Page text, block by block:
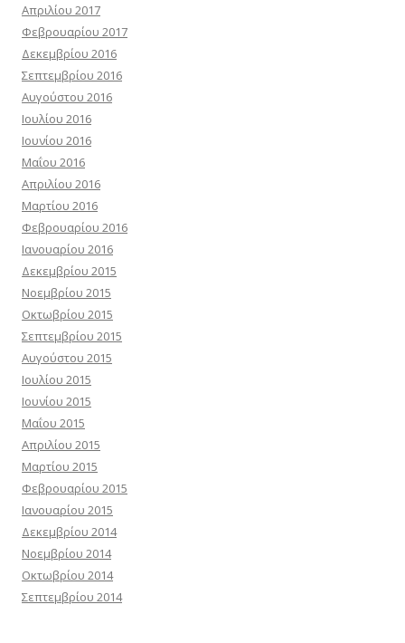
Απριλίου 2017
Φεβρουαρίου 2017
Δεκεμβρίου 2016
Σεπτεμβρίου 2016
Αυγούστου 2016
Ιουλίου 2016
Ιουνίου 2016
Μαΐου 2016
Απριλίου 2016
Μαρτίου 2016
Φεβρουαρίου 2016
Ιανουαρίου 2016
Δεκεμβρίου 2015
Νοεμβρίου 2015
Οκτωβρίου 2015
Σεπτεμβρίου 2015
Αυγούστου 2015
Ιουλίου 2015
Ιουνίου 2015
Μαΐου 2015
Απριλίου 2015
Μαρτίου 2015
Φεβρουαρίου 2015
Ιανουαρίου 2015
Δεκεμβρίου 2014
Νοεμβρίου 2014
Οκτωβρίου 2014
Σεπτεμβρίου 2014